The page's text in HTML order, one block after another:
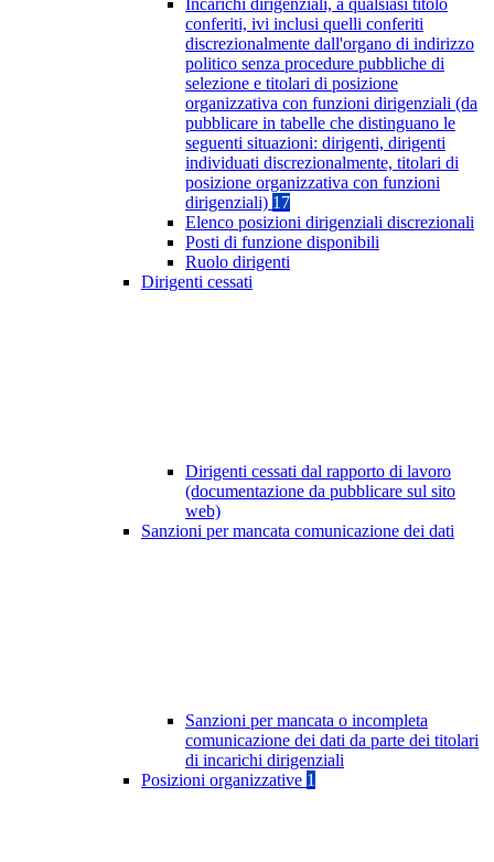
Incarichi dirigenziali, a qualsiasi titolo
conferiti, ivi inclusi quelli conferiti
discrezionalmente dall'organo di indirizzo
politico senza procedure pubbliche di
selezione e titolari di posizione
organizzativa con funzioni dirigenziali (da
pubblicare in tabelle che distinguano le
seguenti situazioni: dirigenti, dirigenti
individuati discrezionalmente, titolari di
posizione organizzativa con funzioni
dirigenziali) 17
Elenco posizioni dirigenziali discrezionali
Posti di funzione disponibili
Ruolo dirigenti
Dirigenti cessati
Dirigenti cessati dal rapporto di lavoro
(documentazione da pubblicare sul sito
web)
Sanzioni per mancata comunicazione dei dati
Sanzioni per mancata o incompleta
comunicazione dei dati da parte dei titolari
di incarichi dirigenziali
Posizioni organizzative 1